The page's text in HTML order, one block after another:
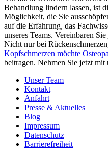
Behandlung lindern lassen, ist
Möglichkeit, die Sie
auf die Erfahrung, das
unseres Teams. Vereinbaren
Nicht nur bei
Kopfschmerzen möchte
beitragen. Nehmen Sie jetzt mit
Unser Team
Kontakt
Anfahrt
Presse & Aktuelles
Blog
Impressum
Datenschutz
Barrierefreiheit